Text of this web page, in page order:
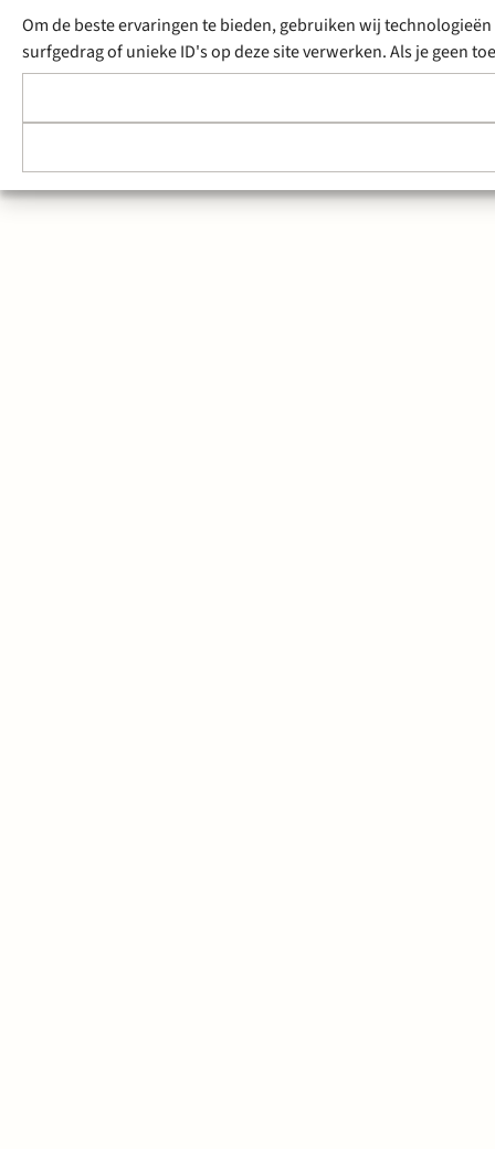
Om de beste ervaringen te bieden, gebruiken wij
surfgedrag of unieke ID's op deze site verwerken. Als je geen